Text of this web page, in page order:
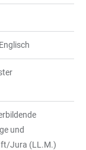
und
Jura (LL.M.)